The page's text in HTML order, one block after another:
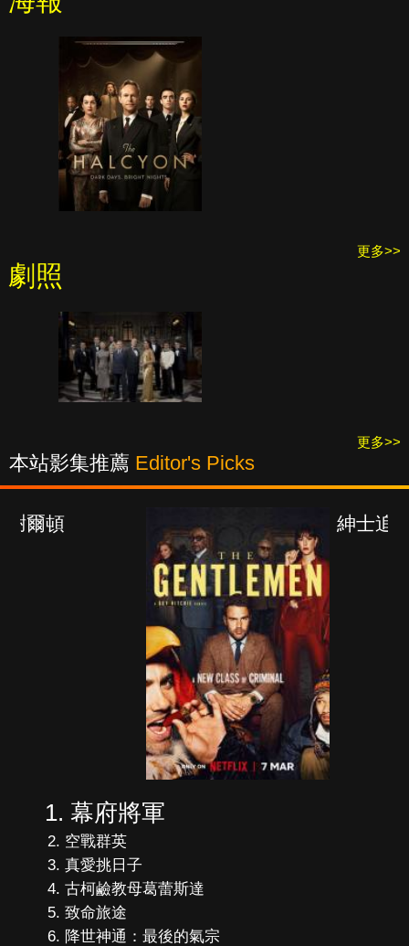
更多>>
劇照
更多>>
本站影集推薦 Editor's Picks
幕府將軍
空戰群英
真愛挑日子
古柯鹼教母葛蕾斯達
致命旅途
降世神通：最後的氣宗